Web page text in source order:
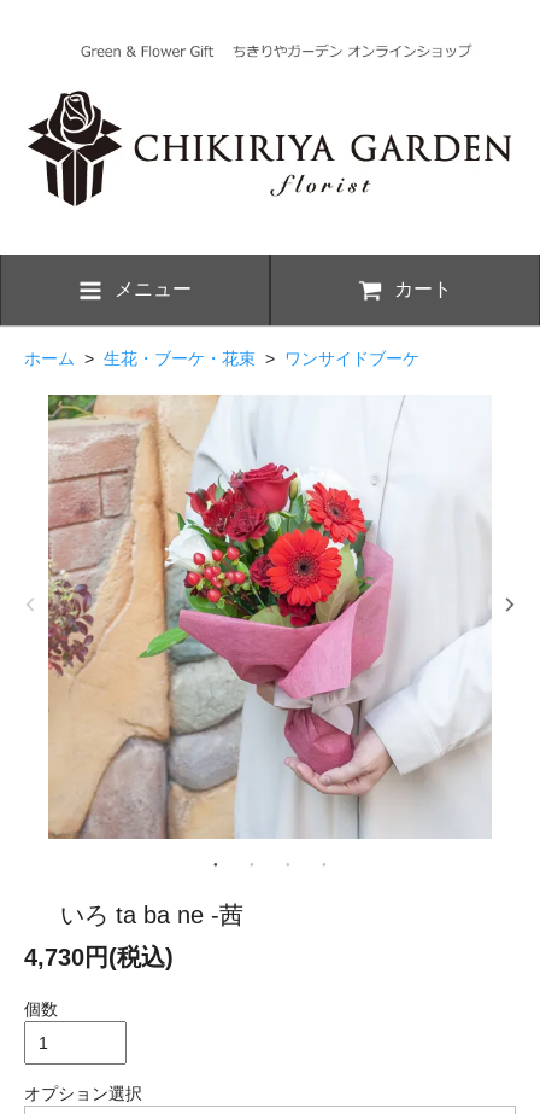
メニュー カート
ホーム > 生花・ブーケ・花束 > ワンサイドブーケ
いろ ta ba ne -茜
4,730円(税込)
個数
オプション選択